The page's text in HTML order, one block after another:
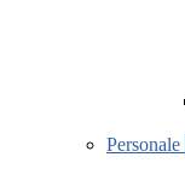
Personale